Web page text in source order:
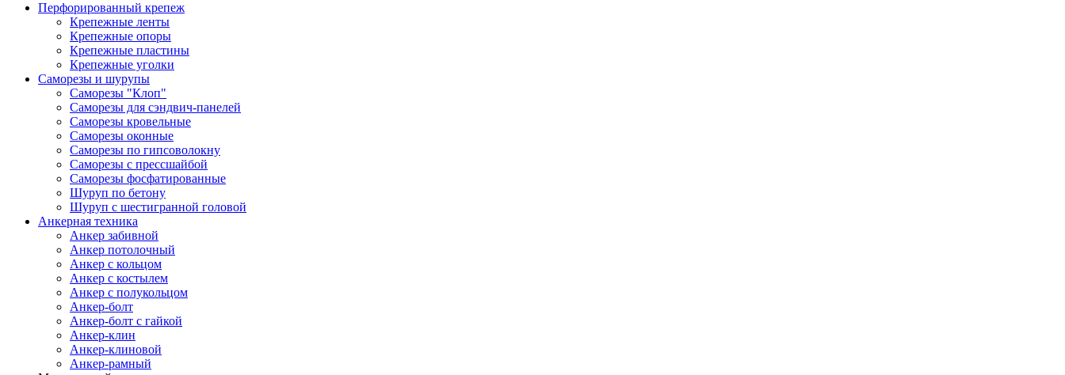
Перфорированный крепеж
Крепежные ленты
Крепежные опоры
Крепежные пластины
Крепежные уголки
Саморезы и шурупы
Саморезы "Клоп"
Саморезы для сэндвич-панелей
Саморезы кровельные
Саморезы оконные
Саморезы по гипсоволокну
Саморезы с прессшайбой
Саморезы фосфатированные
Шуруп по бетону
Шуруп с шестигранной головой
Анкерная техника
Анкер забивной
Анкер потолочный
Анкер с кольцом
Анкер с костылем
Анкер с полукольцом
Анкер-болт
Анкер-болт с гайкой
Анкер-клин
Анкер-клиновой
Анкер-рамный